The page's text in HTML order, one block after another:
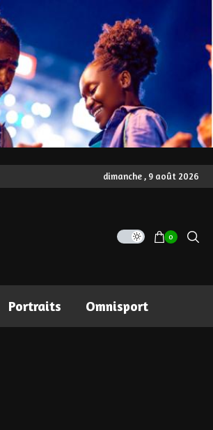
dimanche , 9 août 2026
0
Portraits Omnisport